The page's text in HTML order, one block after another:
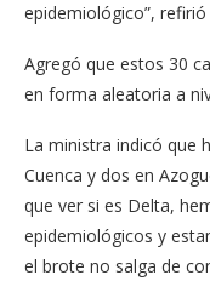
epidemiológico”, refirió
Agregó que estos 30
en forma aleatoria a
La ministra indicó que
Cuenca y dos en
que ver si es Delta,
epidemiológicos y
el brote no salga de